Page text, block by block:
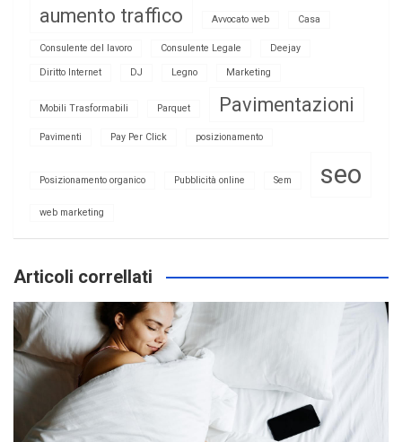
aumento traffico Avvocato web Casa
Consulente del lavoro Consulente Legale Deejay
Diritto Internet DJ Legno Marketing
Mobili Trasformabili Parquet Pavimentazioni
Pavimenti Pay Per Click posizionamento
Posizionamento organico Pubblicità online Sem seo
web marketing
Articoli correllati